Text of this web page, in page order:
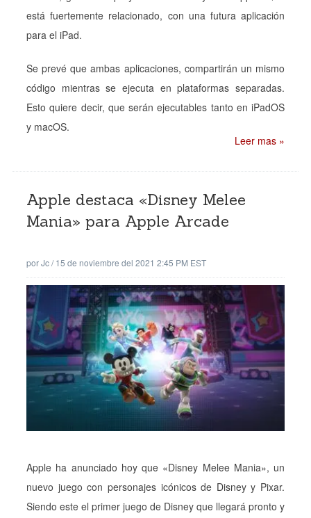
está fuertemente relacionado, con una futura aplicación
para el iPad.
Se prevé que ambas aplicaciones, compartirán un mismo
código mientras se ejecuta en plataformas separadas.
Esto quiere decir, que serán ejecutables tanto en iPadOS
y macOS.
Leer mas »
Apple destaca «Disney Melee
Mania» para Apple Arcade
porJc/15 de noviembre del 2021 2:45 PM EST
Apple ha anunciado hoy que «Disney Melee Mania», un
nuevo juego con personajes icónicos de Disney y Pixar.
Siendo este el primer juego de Disney que llegará pronto y